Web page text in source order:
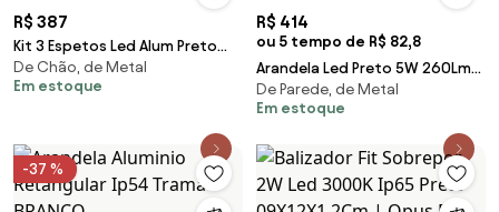
R$ 387
Kit 3 Espetos Led Alum Preto
10W 3000K Ip65 Optica
De Chão, de Metal
Em estoque
R$ 414
ou 5 tempo de R$ 82,8
Arandela Led Preto 5W 260Lm
Ip65 3000K Wall Plus
De Parede, de Metal
Em estoque
-37 %